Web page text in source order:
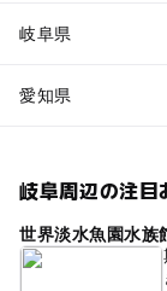
岐阜県
愛知県
岐阜周辺の注目
世界淡水魚園水